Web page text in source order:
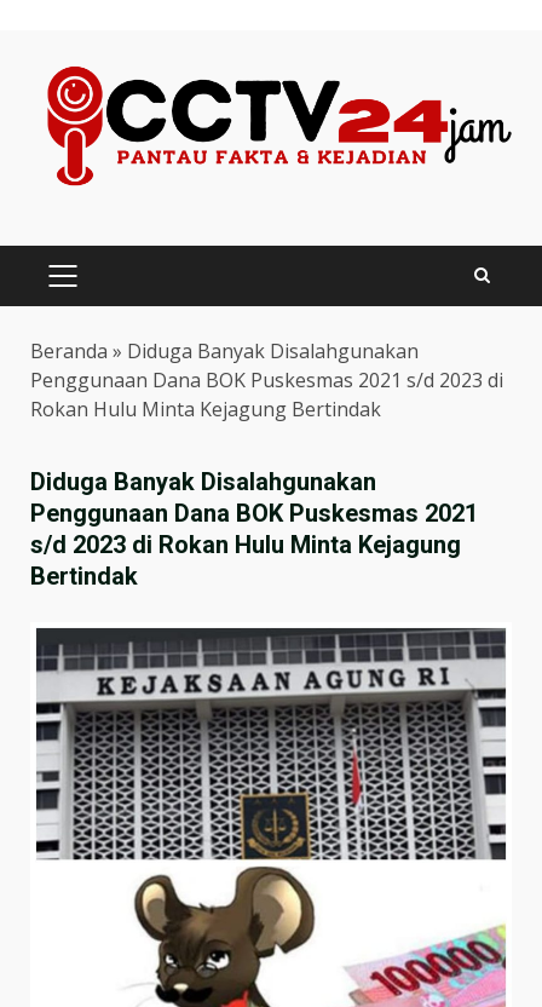
content
PRIMARY
MENU
Beranda » Diduga Banyak Disalahgunakan
Penggunaan Dana BOK Puskesmas 2021 s/d 2023 di
Rokan Hulu Minta Kejagung Bertindak
Diduga Banyak Disalahgunakan
Penggunaan Dana BOK Puskesmas 2021
s/d 2023 di Rokan Hulu Minta Kejagung
Bertindak